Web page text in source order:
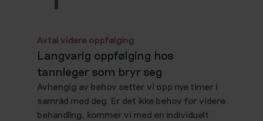
Avtal videre oppfølging
Langvarig oppfølging hos
tannleger som bryr seg
Avhengig av behov setter vi opp nye timer i
samråd med deg. Er det ikke behov for videre
behandling, kommer vi med en individuelt